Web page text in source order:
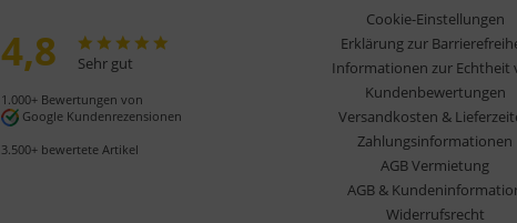
4,8 Sehr gut
1.000+ Bewertungen von
Google Kundenrezensionen
3.500+ bewertete Artikel
Cookie-Einstellungen
Erklärung zur
Informationen zur Echtheit
Kundenbewertungen
Versandkosten &
Zahlungsinformationen
AGB Vermietung
AGB &
Widerrufsrecht